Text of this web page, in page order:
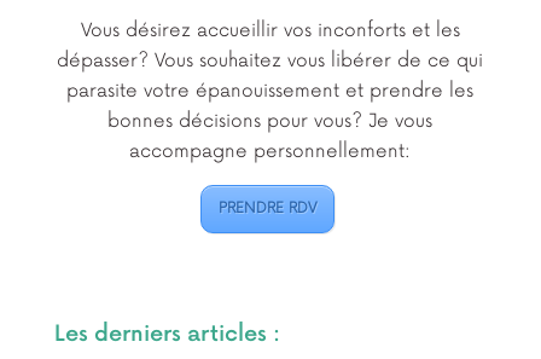
Vous désirez accueillir vos inconforts et les
dépasser? Vous souhaitez vous libérer de ce qui
parasite votre épanouissement et prendre les
bonnes décisions pour vous? Je vous
accompagne personnellement:
PRENDRE RDV
Les derniers articles :